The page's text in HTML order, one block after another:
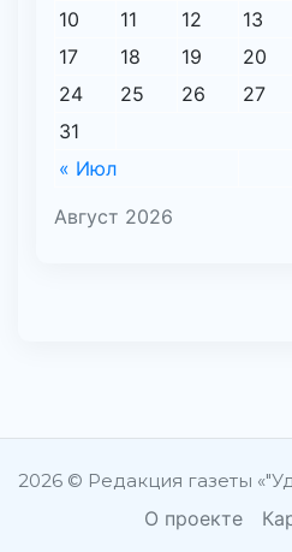
Август 2026
« Июл
10
11 12 13
17
18 19 20
24
25 26 27
31
2026 © Редакция газеты
О проекте